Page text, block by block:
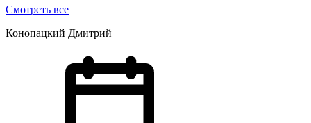
Смотреть все
Конопацкий Дмитрий